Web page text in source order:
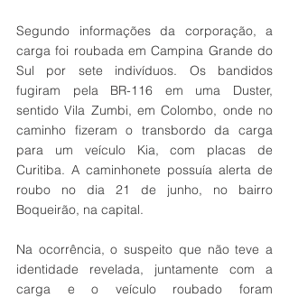
Segundo informações da corporação, a
carga foi roubada em Campina Grande do
Sul por sete indivíduos. Os bandidos
fugiram pela BR-116 em uma Duster,
sentido Vila Zumbi, em Colombo, onde no
caminho fizeram o transbordo da carga
para um veículo Kia, com placas de
Curitiba. A caminhonete possuía alerta de
roubo no dia 21 de junho, no bairro
Boqueirão, na capital.
Na ocorrência, o suspeito que não teve a
identidade revelada, juntamente com a
carga e o veículo roubado foram